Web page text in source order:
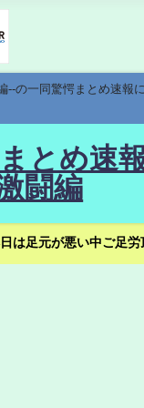
の一同驚愕まとめ速報
とめ速
闘編
足元が悪い中ご足労